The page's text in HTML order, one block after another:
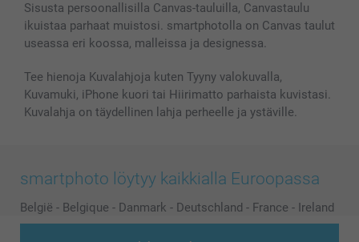
Valokuvakehykset & Lisätarvikkeet
Lahjakortti
Kaikki kuvatuotteet
Sisusta persoonallisilla Canvas-tauluilla, Canvastaulu
ikuistaa parhaat muistosi. smartphotolla on Canvas taulut
useassa eri koossa, malleissa ja designessa.
Tee hienoja Kuvalahjoja kuten Tyyny valokuvalla,
Kuvamuki, iPhone kuori tai Hiirimatto parhaista kuvistasi.
Kuvalahja on täydellinen lahja perheelle ja ystäville.
smartphoto löytyy kaikkialla Euroopassa
België - Belgique - Danmark - Deutschland - France - Ireland
- Nederland - Norge - Österreich - Schweiz - Suisse -